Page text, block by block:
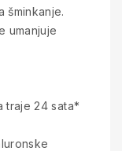
šminkanje.
umanjuje
traje 24 sata*